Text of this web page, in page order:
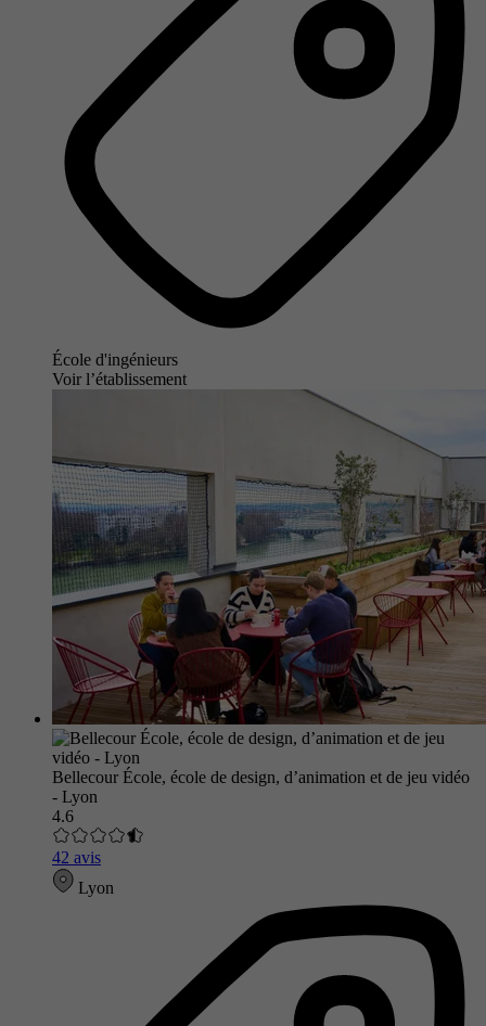
École d'ingénieurs
Voir l’établissement
Bellecour École, école de design, d’animation et de jeu vidéo
- Lyon
4.6
42 avis
Lyon